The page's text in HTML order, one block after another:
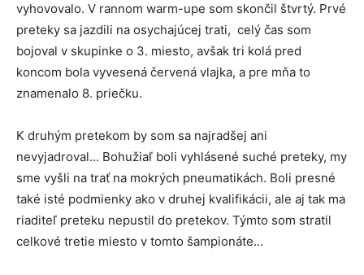
vyhovovalo. V rannom warm-upe som skončil štvrtý. Prvé
preteky sa jazdili na osychajúcej trati, celý čas som
bojoval v skupinke o 3. miesto, avšak tri kolá pred
koncom bola vyvesená červená vlajka, a pre mňa to
znamenalo 8. priečku.
K druhým pretekom by som sa najradšej ani
nevyjadroval… Bohužiaľ boli vyhlásené suché preteky, my
sme vyšli na trať na mokrých pneumatikách. Boli presné
také isté podmienky ako v druhej kvalifikácii, ale aj tak ma
riaditeľ preteku nepustil do pretekov. Týmto som stratil
celkové tretie miesto v tomto šampionáte…